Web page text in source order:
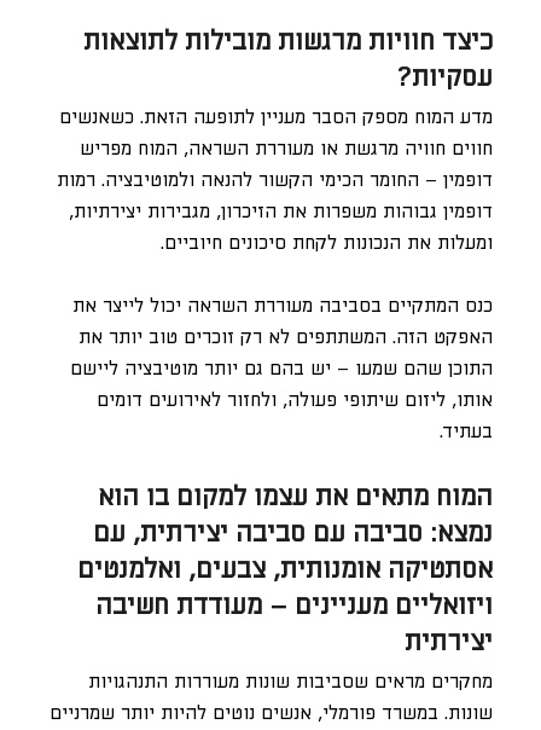
כיצד חוויות מרגשות מובילות לתוצאות
עסקיות?
מדע המוח מספק הסבר מעניין לתופעה הזאת. כשאנשים
חווים חוויה מרגשת או מעוררת השראה, המוח מפריש
דופמין – החומר הכימי הקשור להנאה ולמוטיבציה. רמות
דופמין גבוהות משפרות את הזיכרון, מגבירות יצירתיות,
ומעלות את הנכונות לקחת סיכונים חיוביים.
כנס המתקיים בסביבה מעוררת השראה יכול לייצר את
האפקט הזה. המשתתפים לא רק זוכרים טוב יותר את
התוכן שהם שמעו – יש בהם גם יותר מוטיבציה ליישם
אותו, ליזום שיתופי פעולה, ולחזור לאירועים דומים
בעתיד.
המוח מתאים את עצמו למקום בו הוא
נמצא: סביבה עם סביבה יצירתית, עם
אסתטיקה אומנותית, צבעים, ואלמנטים
ויזואליים מעניינים – מעודדת חשיבה
יצירתית
מחקרים מראים שסביבות שונות מעוררות התנהגויות
שונות. במשרד פורמלי, אנשים נוטים להיות יותר שמרניים